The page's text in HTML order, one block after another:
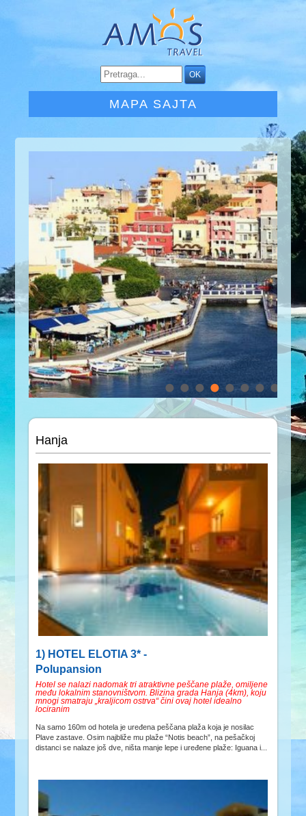
MAPA SAJTA
Hanja
1) HOTEL ELOTIA 3* -
Polupansion
Hotel se nalazi nadomak tri atraktivne peščane plaže, omiljene
među lokalnim stanovništvom. Blizina grada Hanja (4km), koju
mnogi smatraju „kraljicom ostrva“ čini ovaj hotel idealno
lociranim
Na samo 160m od hotela je uređena peščana plaža koja je nosilac
Plave zastave. Osim najbliže mu plaže “Notis beach”, na pešačkoj
distanci se nalaze još dve, ništa manje lepe i uređene plaže: Iguana i...